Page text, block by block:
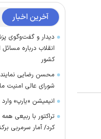
آخرین اخبار
دیدار و گفت‌وگوی
انقلاب درباره
کشور
محسن رضایی
شورای عالی امنیت
انیمیشن «یارپ»
تراکتور با ربیعی همه
کرد/ آمار سرمربی